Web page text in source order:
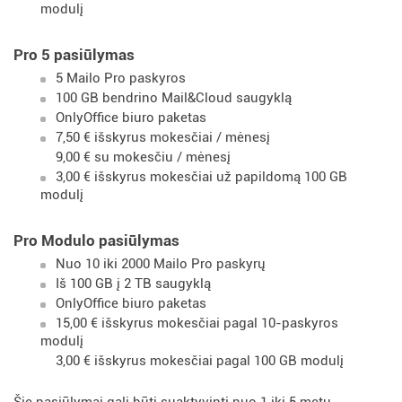
modulį
Pro 5 pasiūlymas
5 Mailo Pro paskyros
100 GB bendrino Mail&Cloud saugyklą
OnlyOffice biuro paketas
7,50 € išskyrus mokesčiai / mėnesį
9,00 € su mokesčiu / mėnesį
3,00 € išskyrus mokesčiai už papildomą 100 GB
modulį
Pro Modulo pasiūlymas
Nuo 10 iki 2000 Mailo Pro paskyrų
Iš 100 GB į 2 TB saugyklą
OnlyOffice biuro paketas
15,00 € išskyrus mokesčiai pagal 10-paskyros
modulį
3,00 € išskyrus mokesčiai pagal 100 GB modulį